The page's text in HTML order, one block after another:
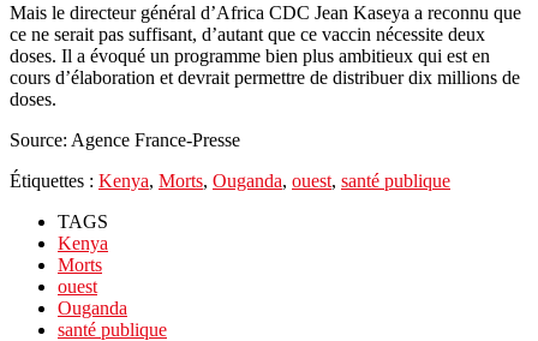
Mais le directeur général d’Africa CDC Jean Kaseya a reconnu que
ce ne serait pas suffisant, d’autant que ce vaccin nécessite deux
doses. Il a évoqué un programme bien plus ambitieux qui est en
cours d’élaboration et devrait permettre de distribuer dix millions de
doses.
Source: Agence France-Presse
Étiquettes : Kenya, Morts, Ouganda, ouest, santé publique
TAGS
Kenya
Morts
ouest
Ouganda
santé publique